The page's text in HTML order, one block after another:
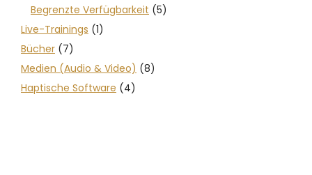
Begrenzte Verfügbarkeit (5)
Live-Trainings (1)
Bücher (7)
Medien (Audio & Video) (8)
Haptische Software (4)